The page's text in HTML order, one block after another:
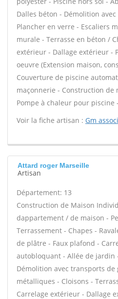
Dalles béton - Démolition
Plancher en verre - Escaliers
murale - Terrasse en béton /
extérieur - Dallage extérieur -
oeuvre (Extension maison,
Couverture de piscine
maçonnerie - Construction de
Pompe à chaleur pour piscine -
Voir la fiche artisan : Gm
Attard roger Marseille
Artisan
Département: 13
Construction de Maison
dappartement / de maison -
Terrassement - Chapes -
de plâtre - Faux plafond -
autobloquant - Allée de jardin
Démolition avec transports de
métalliques - Cloisons -
Carrelage extérieur - Dallage